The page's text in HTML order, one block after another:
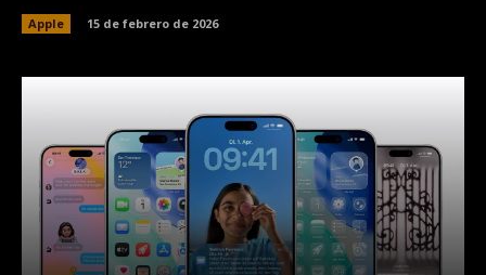
Apple 15 de febrero de 2026